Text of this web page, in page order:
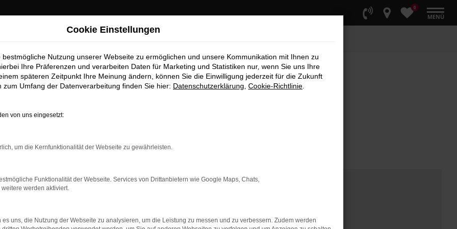
0
MENÜ
Cookie Einstellungen
Nutzung unserer Webseite zu ermöglichen und unsere Kommunikation mit Ihnen zu
Ihre Präferenzen und verarbeiten Daten für Marketing und Statistiken nur, wenn Sie uns Ihre
späteren Zeitpunkt Ihre Meinung ändern, können Sie die Einwilligung jederzeit für die Zukunft
Umfang der Datenverarbeitung finden Sie hier: Datenschutzerklärung Cookie-Richtlinie
von uns eingesetzt:
um die Kernfunktionalität der Webseite zu gewährleisten.
Funktionalität der Webseite. Services von Drittanbietern wie Google Maps, Chats,
werden aktiviert.
uns, die Nutzung der Webseite zu analysieren, um die Leistung zu messen und zu verbessern. Zudem werden